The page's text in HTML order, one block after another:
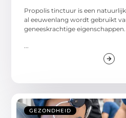
Propolis tinctuur is een
al eeuwenlang wordt gebruikt
geneeskrachtige eigenschappen.
GEZONDHEID